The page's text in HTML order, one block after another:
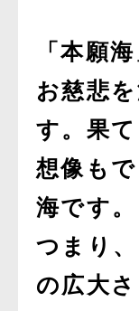
「本願
お慈悲
す。果
想像も
海です。
つまり
の広大